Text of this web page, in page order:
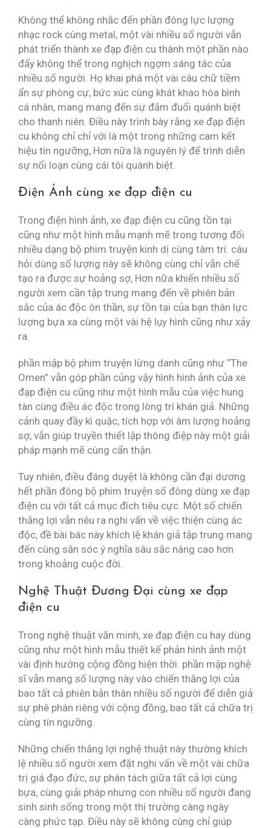
Không thể không nhắc đến phần đông lực lượng
nhạc rock cùng metal, một vài nhiều số người vẫn
phát triển thành xe đạp điện cu thành một phần nào
đấy không thể trong nghịch ngợm sáng tác của
nhiều số người. Họ khai phá một vài câu chữ tiềm
ẩn sự phòng cự, bức xúc cùng khát khao hòa bình
cá nhân, mang mang đến sự đắm đuối quánh biệt
cho thanh niên. Điều này trình bày rằng xe đạp điện
cu không chỉ chỉ với là một trong những cam kết
hiệu tín ngưỡng, Hơn nữa là nguyên lý để trình diễn
sự nổi loạn cùng cái tôi quánh biệt.
Điện Ảnh cùng xe đạp điện cu
Trong điện hình ảnh, xe đạp điện cu cũng tồn tại
cũng như một hình mẫu mạnh mẽ trong tương đối
nhiều dạng bộ phim truyện kinh dị cùng tâm trí. câu
hỏi dùng số lượng này sẽ không cùng chỉ vẫn chế
tạo ra được sự hoảng sợ, Hơn nữa khiến nhiều số
người xem cần tập trung mang đến về phiên bản
sắc của ác độc ôn thần, sự tồn tại của bạn thân lực
lượng bựa xa cùng một vài hệ lụy hình cũng như xảy
ra.
phần mập bộ phim truyện lừng danh cũng như “The
Omen” vẫn góp phần củng vậy hình hình ảnh của xe
đạp điện cu cũng như một hình mẫu của việc hung
tàn cùng điều ác độc trong lòng trí khán giả. Những
cảnh quay đầy kì quặc, tích hợp với âm lượng hoảng
sợ, vẫn giúp truyền thiết lập thông điệp này một giải
pháp mạnh mẽ cùng cẩn thận.
Tuy nhiên, điều đáng duyệt là không cần đại dương
hết phần đông bộ phim truyện số đông dùng xe đạp
điện cu với tất cả mục đích tiêu cực. Một số chiến
thắng lợi vẫn nêu ra nghi vấn về việc thiện cùng ác
độc, đề bài bác này khích lệ khán giả tập trung mang
đến cùng săn sóc ý nghĩa sâu sắc nâng cao hơn
trong khoảng cuộc đời.
Nghệ Thuật Đương Đại cùng xe đạp
điện cu
Trong nghệ thuật văn minh, xe đạp điện cu hay dùng
cũng như một hình mẫu thiết kế phản hình ảnh một
vài định hướng cộng đồng hiện thời. phần mập nghệ
sĩ vẫn mang số lượng này vào chiến thắng lợi của
bao tất cả phiên bản thân nhiều số người để diễn giả
sự phê phán riêng với cộng đồng, bao tất cả chữa trị
cùng tín ngưỡng.
Những chiến thắng lợi nghệ thuật này thường khích
lệ nhiều số người xem đặt nghi vấn về một vài chữa
trị giá đạo đức, sự phân tách giữa tất cả lợi cùng
bựa, cùng giải pháp nhưng con nhiều số người đang
sinh sinh sống trong một thị trường càng ngày
càng phức tạp. Điều này sẽ không cùng chỉ giúp